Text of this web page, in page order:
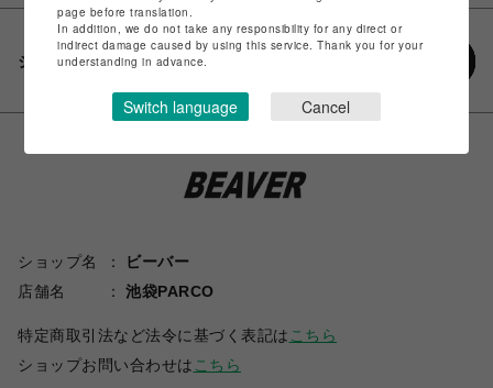
シェアする
ショップ名
ビーバー
店舗名
池袋PARCO
特定商取引法など法令に基づく表記は こちら
ショップお問い合わせは こちら
page before translation.
In addition, we do not take any responsibility for any direct or
indirect damage caused by using this service. Thank you for your
understanding in advance.
Switch language Cancel